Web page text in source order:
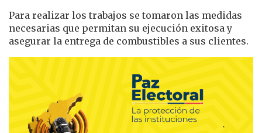
Para realizar los trabajos se tomaron las medidas
necesarias que permitan su ejecución exitosa y
asegurar la entrega de combustibles a sus clientes.